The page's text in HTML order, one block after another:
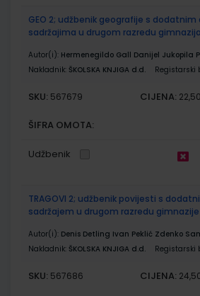
GEO 2; udžbenik geografije s
sadržajima u drugom razredu
Autor(i): Hermenegildo Gall Danijel Jukopila
Nakladnik: ŠKOLSKA KNJIGA d.d. Registarski
SKU: 567679 CIJENA:
ŠIFRA OMOTA:
Udžbenik
TRAGOVI 2; udžbenik povijesti s
sadržajem u drugom razredu gimnazije
Autor(i): Denis Detling Ivan Peklić Zdenko
Nakladnik: ŠKOLSKA KNJIGA d.d. Registarski
SKU: 567686 CIJENA: